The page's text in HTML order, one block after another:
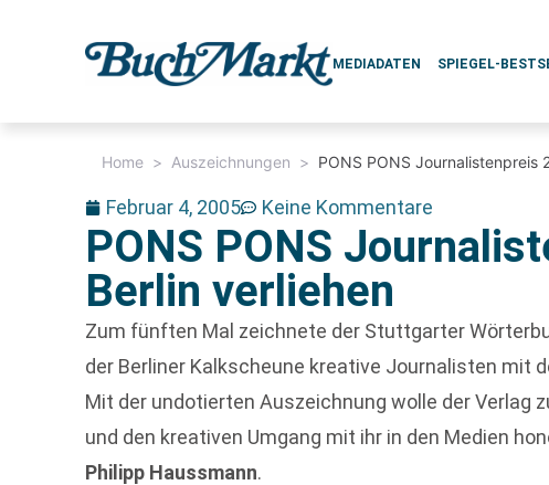
MEDIADATEN SPIEGEL-
Home > Auszeichnungen > PONS PONS Journalistenpreis
Februar 4, 2005 Keine Kommentare
PONS PONS
Berlin verliehen
Zum fünften Mal zeichnete der Stuttgarter
der Berliner Kalkscheune kreative Journalisten mit
Mit der undotierten Auszeichnung wolle der Verlag
und den kreativen Umgang mit ihr in den Medien
Philipp Haussmann.